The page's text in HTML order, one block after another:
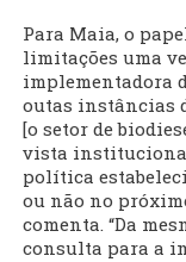
Para Maia, o
limitações uma
implementadora
outas instâncias
[o setor de
vista
política
ou não no
comenta. “Da
consulta para a